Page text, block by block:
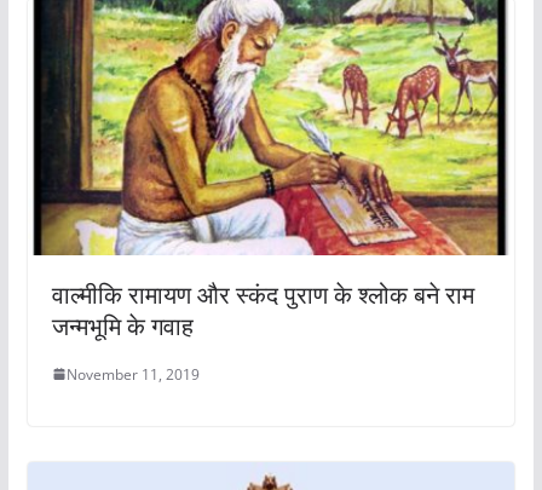
वाल्मीकि रामायण और स्कंद पुराण के श्लोक बने राम
जन्मभूमि के गवाह
November 11, 2019